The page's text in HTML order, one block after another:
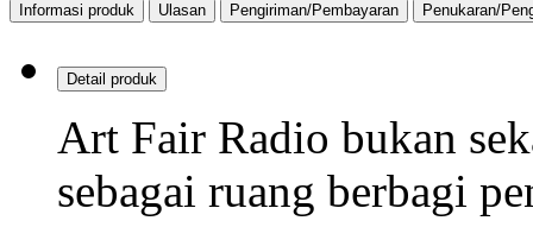
Informasi produk Ulasan Pengiriman/Pembayaran Penukaran/
Detail produk
Art Fair Radio bukan
sebagai ruang berbagi